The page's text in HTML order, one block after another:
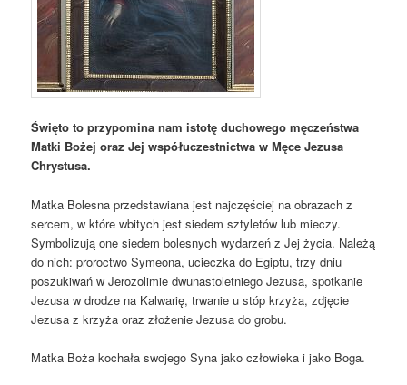
Święto to przypomina nam istotę duchowego męczeństwa
Matki Bożej oraz Jej współuczestnictwa w Męce Jezusa
Chrystusa.
Matka Bolesna przedstawiana jest najczęściej na obrazach z
sercem, w które wbitych jest siedem sztyletów lub mieczy.
Symbolizują one siedem bolesnych wydarzeń z Jej życia. Należą
do nich: proroctwo Symeona, ucieczka do Egiptu, trzy dniu
poszukiwań w Jerozolimie dwunastoletniego Jezusa, spotkanie
Jezusa w drodze na Kalwarię, trwanie u stóp krzyża, zdjęcie
Jezusa z krzyża oraz złożenie Jezusa do grobu.
Matka Boża kochała swojego Syna jako człowieka i jako Boga.